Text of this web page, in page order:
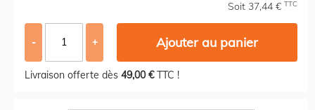
Soit 37,44 € TTC
- + Ajouter au panier
Livraison offerte dès 49,00 €TTC !